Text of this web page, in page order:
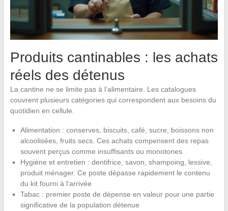
Produits cantinables : les achats
réels des détenus
La cantine ne se limite pas à l’alimentaire. Les catalogues
couvrent plusieurs catégories qui correspondent aux besoins du
quotidien en cellule.
Alimentation : conserves, biscuits, café, sucre, boissons non
alcoolisées, fruits secs. Ces achats compensent des repas
souvent perçus comme insuffisants ou monotones
Hygiène et entretien : dentifrice, savon, shampoing, lessive,
produit ménager. Ce poste dépasse rapidement le contenu
du kit fourni à l’arrivée
Tabac : premier poste de dépense en valeur pour une partie
significative de la population détenue